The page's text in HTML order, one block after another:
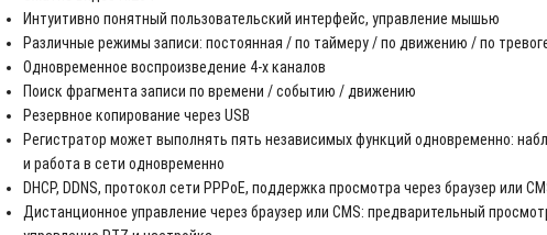
Интуитивно понятный пользовательский интерфейс, управление мышью
Различные режимы записи: постоянная / по таймеру / по движению / по
Одновременное воспроизведение 4-х каналов
Поиск фрагмента записи по времени / событию / движению
Резервное копирование через USB
Регистратор может выполнять пять независимых функций одновременно:
и работа в сети одновременно
DHCP, DDNS, протокол сети PPPoE, поддержка просмотра через браузер или
Дистанционное управление через браузер или CMS: предварительный